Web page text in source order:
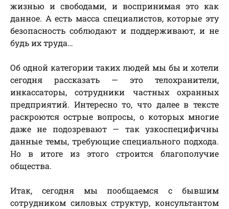
жизнью и свободами, и воспринимая это как
данное. А есть масса специалистов, которые эту
безопасность соблюдают и поддерживают, и не
будь их труда…
Об одной категории таких людей мы бы и хотели
сегодня рассказать — это телохранители,
инкассаторы, сотрудники частных охранных
предприятий. Интересно то, что далее в тексте
раскроются острые вопросы, о которых многие
даже не подозревают — так узкоспецифичны
данные темы, требующие специального подхода.
Но в итоге из этого строится благополучие
общества.
Итак, сегодня мы пообщаемся с бывшим
сотрудником силовых структур, консультантом